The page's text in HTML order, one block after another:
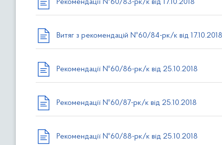
Рекомендації №60/83-рк/к від 17.10.2018
Витяг з рекомендацій №60/84-рк/к від 17.10.2018
Рекомендації №60/86-рк/к від 25.10.2018
Рекомендації №60/87-рк/к від 25.10.2018
Рекомендації №60/88-рк/к від 25.10.2018